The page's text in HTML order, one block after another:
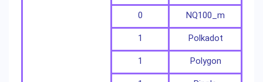
NQ100_m
0
Polkadot
1
Polygon
1